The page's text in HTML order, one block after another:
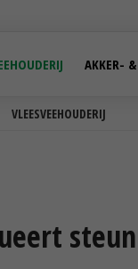
VLEESVEEHOUDERIJ
AKKER-